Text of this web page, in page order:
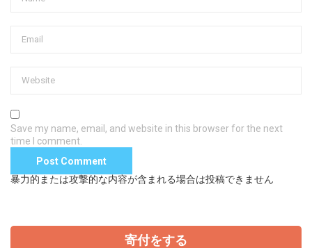
Save my name, email, and website in this browser for the next
time I comment.
暴力的または攻撃的な内容が含まれる場合は投稿できません
寄付をする